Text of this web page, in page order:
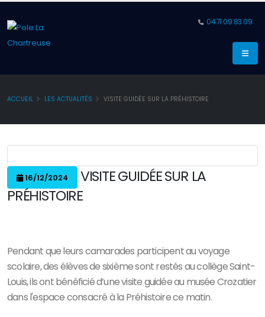
04 71 09 83 09
ACCUEIL LES ACTUALITÉS VISITE GUIDÉE SUR LA PRÉHISTOIRE
16/12/2024
VISITE GUIDÉE SUR LA
PRÉHISTOIRE
Pendant que leurs camarades participent au voyage
scolaire, des élèves de sixième sont restés au collège Saint-
Louis, ils ont bénéficié d’une visite guidée au musée Crozatier
dans l'espace consacré à la Préhistoire ce matin.